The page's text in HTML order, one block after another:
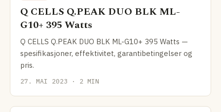
Q CELLS Q.PEAK DUO BLK ML-
G10+ 395 Watts
Q CELLS Q.PEAK DUO BLK ML-G10+ 395 Watts —
spesifikasjoner, effektivitet, garantibetingelser og
pris.
27. MAI 2023 · 2 MIN